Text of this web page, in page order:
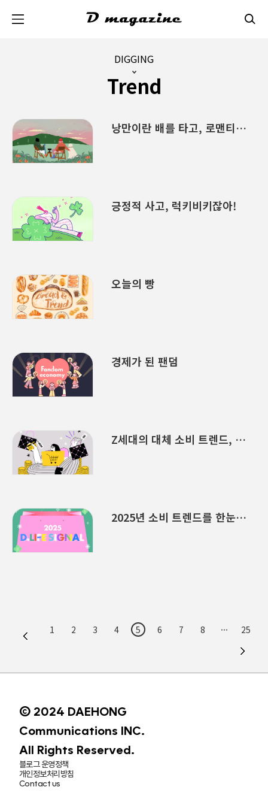
DIGGING
Trend
낭만이란 배를 타고, 로맨티사이징
긍정적 사고, 럭키비키잖아!
오늘의 빵
경제가 된 팬덤
Z세대의 대체 소비 트렌드, 듀프 컬처
2025년 소비 트렌드를 한눈에 <2025 D.라이프 시그널 리포트>
1 2 3 4 5 6 7 8 ··· 25
© 2024 DAEHONG
Communications INC.
All Rights Reserved.
블로그 운영정책
개인정보처리방침
Contact us